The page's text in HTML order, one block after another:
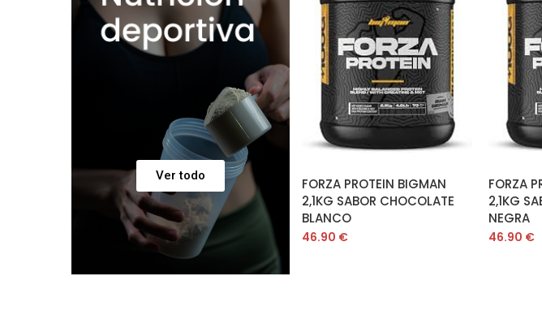
Ver todo
LEER MÁS
FORZA PROTEIN BIGMAN
2,1KG SABOR CHOCOLATE
BLANCO
46.90 €
FORZA
2,1KG
NEGRA
46.90 €